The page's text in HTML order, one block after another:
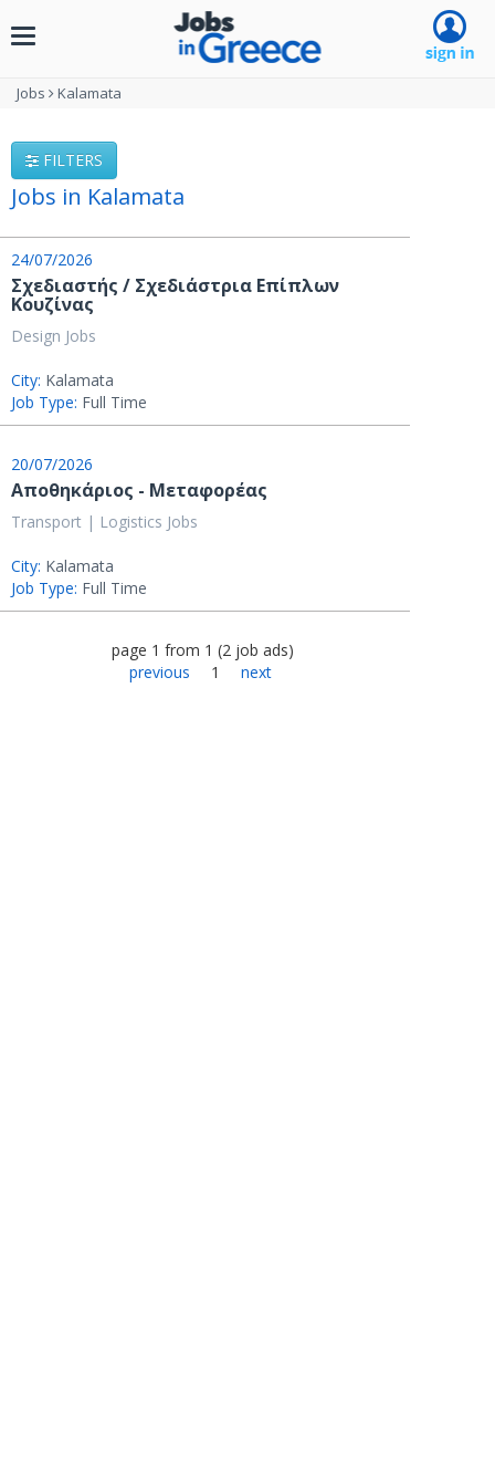
Toggle
Jobs Kalamata
FILTERS
Jobs in Kalamata
24/07/2026
Σχεδιαστής / Σχεδιάστρια Επίπλων
Κουζίνας
Design Jobs
City: Kalamata
Job Type: Full Time
20/07/2026
Αποθηκάριος - Μεταφορέας
Transport | Logistics Jobs
City: Kalamata
Job Type: Full Time
page 1 from 1 (2 job ads)
previous
1 next